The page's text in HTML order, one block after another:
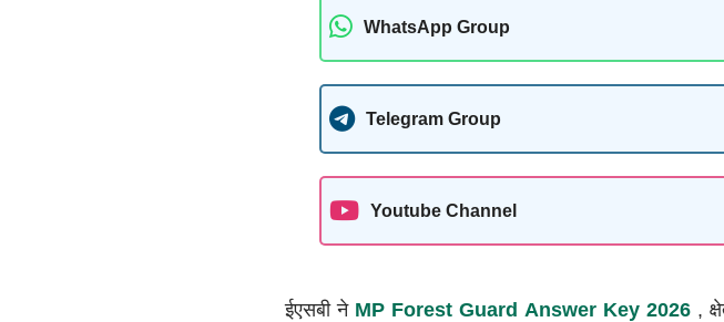
WhatsApp Group
Telegram Group
Youtube Channel
ईएसबी ने MP Forest Guard Answer Key 2026 ,